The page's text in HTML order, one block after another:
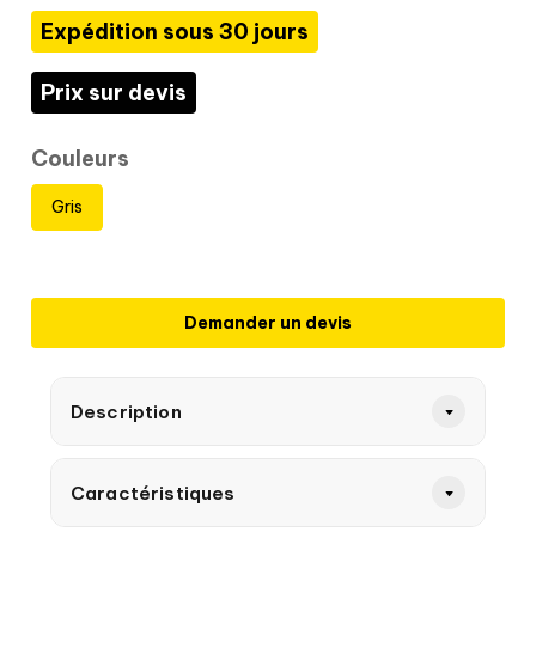
Expédition sous 30 jours
Prix sur devis
Couleurs
Gris
Demander un devis
Description
Caractéristiques